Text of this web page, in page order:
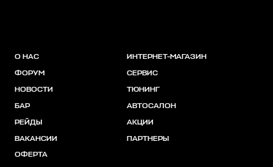
О НАС
ФОРУМ
НОВОСТИ
БАР
РЕЙДЫ
ВАКАНСИИ
ОФЕРТА
ИНТЕРНЕТ-МАГАЗИН
СЕРВИС
ТЮНИНГ
АВТОСАЛОН
АКЦИИ
ПАРТНЕРЫ